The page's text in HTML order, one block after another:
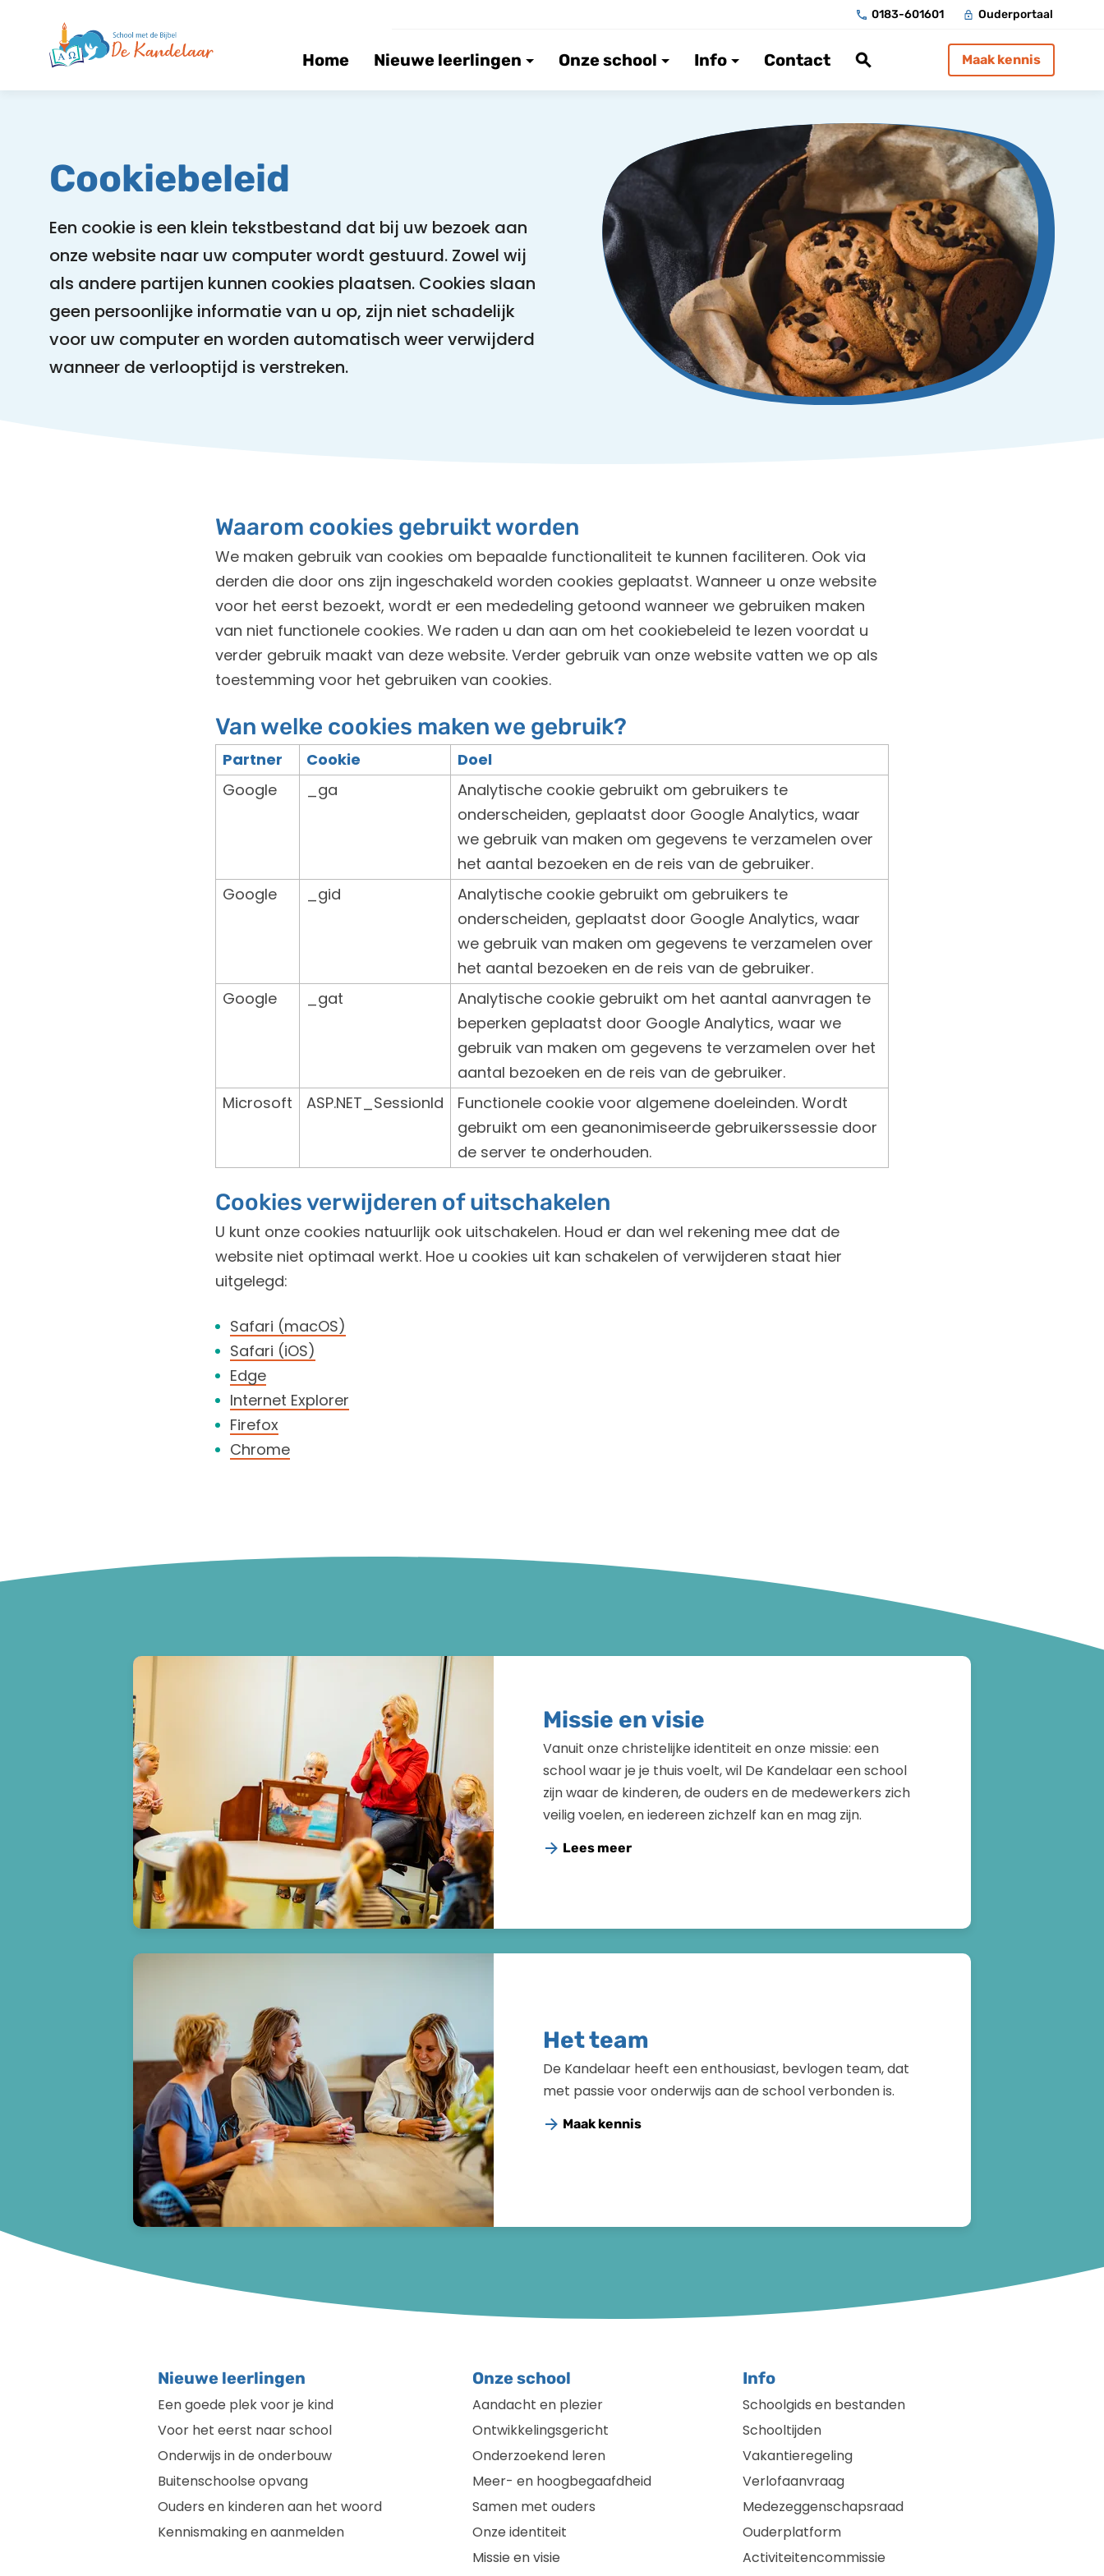
0183-601601 Ouderportaal
Home Nieuwe leerlingen Onze school Info Contact Maak kennis
Cookiebeleid
Een cookie is een klein tekstbestand dat bij uw bezoek aan
onze website naar uw computer wordt gestuurd. Zowel wij
als andere partijen kunnen cookies plaatsen. Cookies slaan
geen persoonlijke informatie van u op, zijn niet schadelijk
voor uw computer en worden automatisch weer verwijderd
wanneer de verlooptijd is verstreken.
Waarom cookies gebruikt worden
We maken gebruik van cookies om bepaalde functionaliteit te kunnen faciliteren. Ook via
derden die door ons zijn ingeschakeld worden cookies geplaatst. Wanneer u onze website
voor het eerst bezoekt, wordt er een mededeling getoond wanneer we gebruiken maken
van niet functionele cookies. We raden u dan aan om het cookiebeleid te lezen voordat u
verder gebruik maakt van deze website. Verder gebruik van onze website vatten we op als
toestemming voor het gebruiken van cookies.
Van welke cookies maken we gebruik?
Partner Cookie
Doel
Google
_ga
Analytische cookie gebruikt om gebruikers te
onderscheiden, geplaatst door Google Analytics, waar
we gebruik van maken om gegevens te verzamelen over
het aantal bezoeken en de reis van de gebruiker.
Google
_gid
Analytische cookie gebruikt om gebruikers te
onderscheiden, geplaatst door Google Analytics, waar
we gebruik van maken om gegevens te verzamelen over
het aantal bezoeken en de reis van de gebruiker.
Google
_gat
Analytische cookie gebruikt om het aantal aanvragen te
beperken geplaatst door Google Analytics, waar we
gebruik van maken om gegevens te verzamelen over het
aantal bezoeken en de reis van de gebruiker.
Microsoft
ASP.NET_SessionId
Functionele cookie voor algemene doeleinden. Wordt
gebruikt om een geanonimiseerde gebruikerssessie door
de server te onderhouden.
Cookies verwijderen of uitschakelen
U kunt onze cookies natuurlijk ook uitschakelen. Houd er dan wel rekening mee dat de
website niet optimaal werkt. Hoe u cookies uit kan schakelen of verwijderen staat hier
uitgelegd:
Safari (macOS)
Safari (iOS)
Edge
Internet Explorer
Firefox
Chrome
Missie en visie
Vanuit onze christelijke identiteit en onze missie: een
school waar je je thuis voelt, wil De Kandelaar een school
zijn waar de kinderen, de ouders en de medewerkers zich
veilig voelen, en iedereen zichzelf kan en mag zijn.
Lees meer
Het team
De Kandelaar heeft een enthousiast, bevlogen team, dat
met passie voor onderwijs aan de school verbonden is.
Maak kennis
Nieuwe leerlingen
Een goede plek voor je kind
Voor het eerst naar school
Onderwijs in de onderbouw
Buitenschoolse opvang
Ouders en kinderen aan het woord
Kennismaking en aanmelden
Onze school
Aandacht en plezier
Ontwikkelingsgericht
Onderzoekend leren
Meer- en hoogbegaafdheid
Samen met ouders
Onze identiteit
Missie en visie
Info
Schoolgids en bestanden
Schooltijden
Vakantieregeling
Verlofaanvraag
Medezeggenschapsraad
Ouderplatform
Activiteitencommissie